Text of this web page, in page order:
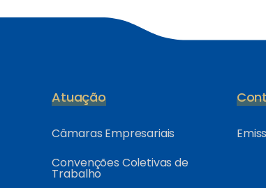
Atuação
Câmaras Empresariais
Convenções Coletivas de
Trabalho